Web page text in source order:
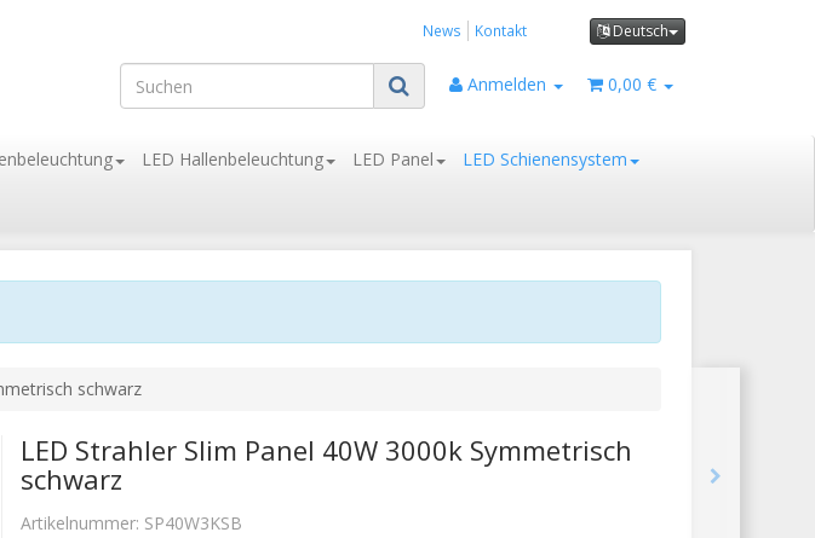
Deutsch
News Kontakt
Anmelden 0,00 €
LED Hallenbeleuchtung LED Panel LED Schienensystem
schwarz
LED Strahler Slim Panel 40W 3000k Symmetrisch
schwarz
Artikelnummer: SP40W3KSB